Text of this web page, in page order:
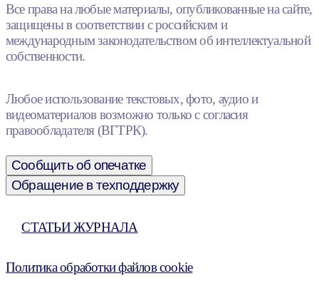
Все права на любые материалы, опубликованные на сайте,
защищены в соответствии с российским и
международным законодательством об интеллектуальной
собственности.
Любое использование текстовых, фото, аудио и
видеоматериалов возможно только с согласия
правообладателя (ВГТРК).
Сообщить об опечатке
Обращение в техподдержку
СТАТЬИ ЖУРНАЛА
Политика обработки файлов cookie